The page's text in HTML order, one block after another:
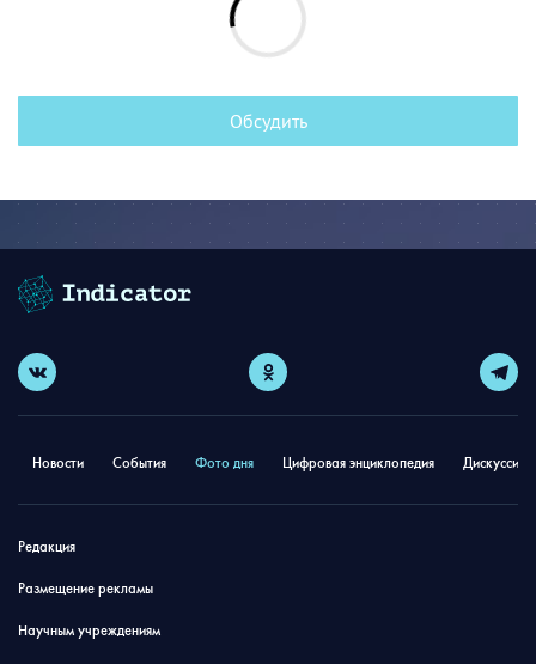
Обсудить
Новости События Фото дня Цифровая энциклопедия
Редакция
Размещение рекламы
Научным учреждениям